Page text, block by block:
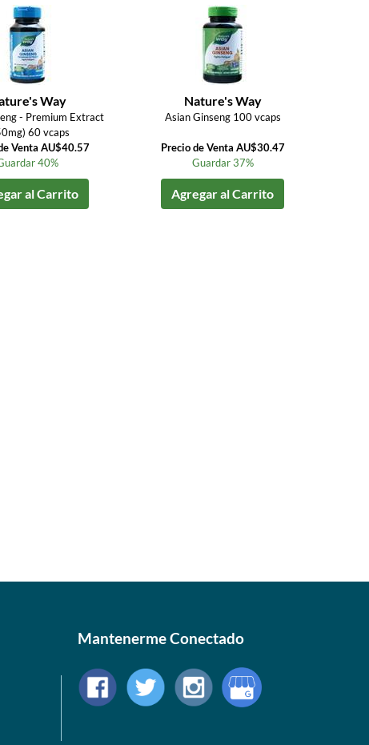
Way
- Premium Extract
60 vcaps
Venta AU$40.57
40%
al Carrito
Nature's Way
Asian Ginseng 100 vcaps
Precio de Venta AU$30.47
Guardar 37%
Agregar al Carrito
Mantenerme Conectado